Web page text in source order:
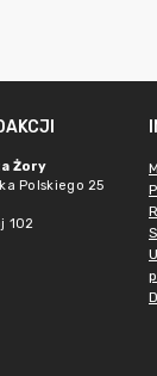
Żory
Polskiego 25
102